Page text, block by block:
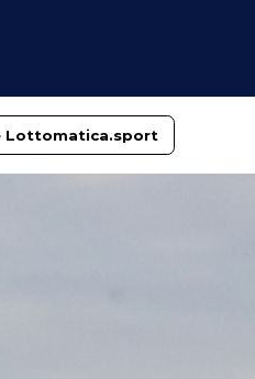
Lottomatica.sport